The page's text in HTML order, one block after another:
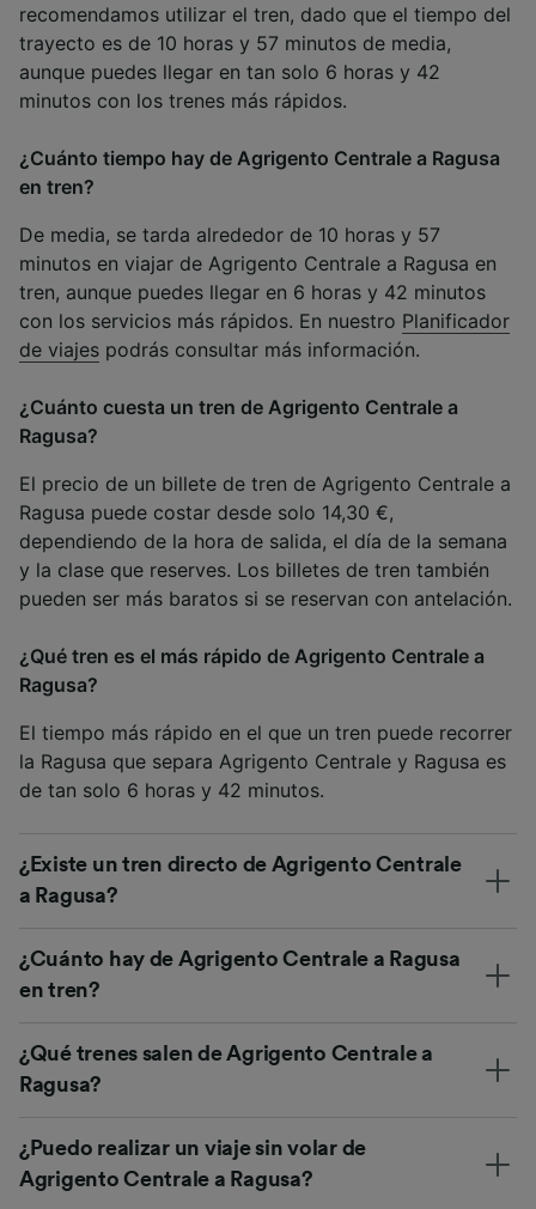
recomendamos utilizar el tren, dado que el tiempo del
trayecto es de 10 horas y 57 minutos de media,
aunque puedes llegar en tan solo 6 horas y 42
minutos con los trenes más rápidos.
¿Cuánto tiempo hay de Agrigento Centrale a Ragusa
en tren?
De media, se tarda alrededor de 10 horas y 57
minutos en viajar de Agrigento Centrale a Ragusa en
tren, aunque puedes llegar en 6 horas y 42 minutos
con los servicios más rápidos. En nuestro Planificador
de viajes podrás consultar más información.
¿Cuánto cuesta un tren de Agrigento Centrale a
Ragusa?
El precio de un billete de tren de Agrigento Centrale a
Ragusa puede costar desde solo 14,30 €,
dependiendo de la hora de salida, el día de la semana
y la clase que reserves. Los billetes de tren también
pueden ser más baratos si se reservan con antelación.
¿Qué tren es el más rápido de Agrigento Centrale a
Ragusa?
El tiempo más rápido en el que un tren puede recorrer
la Ragusa que separa Agrigento Centrale y Ragusa es
de tan solo 6 horas y 42 minutos.
¿Existe un tren directo de Agrigento Centrale
a Ragusa?
¿Cuánto hay de Agrigento Centrale a Ragusa
en tren?
¿Qué trenes salen de Agrigento Centrale a
Ragusa?
¿Puedo realizar un viaje sin volar de
Agrigento Centrale a Ragusa?